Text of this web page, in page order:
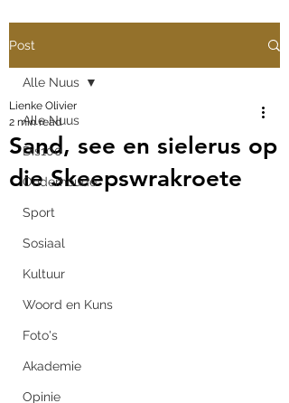
Post
Alle Nuus
Dis100
Onderhoude
Sport
Sosiaal
Kultuur
Woord en Kuns
Foto's
Akademie
Opinie
Alle Nuus
Sand, see en sielerus op
die Skeepswrakroete
Lienke Olivier
2 min read